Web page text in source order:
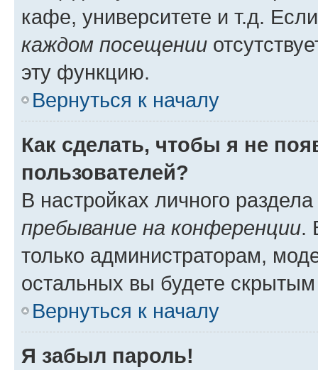
кафе, университете и т.д.
каждом посещении
эту функцию.
Вернуться к началу
Как сделать, чтобы я не
пользователей?
В настройках личного
пребывание на конференции.
только администраторам,
остальных вы будете
Вернуться к началу
Я забыл пароль!